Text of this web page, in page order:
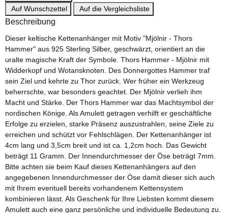
Auf Wunschzettel
Auf die Vergleichsliste
Beschreibung
Dieser keltische Kettenanhänger mit Motiv "Mjölnir - Thors
Hammer" aus 925 Sterling Silber, geschwärzt, orientiert an die
uralte magische Kraft der Symbole. Thors Hammer - Mjölnir mit
Widderkopf und Wotansknoten. Des Donnergottes Hammer traf
sein Ziel und kehrte zu Thor zurück. Wer früher ein Werkzeug
beherrschte, war besonders geachtet. Der Mjölnir verlieh ihm
Macht und Stärke. Der Thors Hammer war das Machtsymbol der
nordischen Könige. Als Amulett getragen verhilft er geschäftliche
Erfolge zu erzielen, starke Präsenz auszustrahlen, seine Ziele zu
erreichen und schützt vor Fehlschlägen. Der Kettenanhänger ist
4cm lang und 3,5cm breit und ist ca. 1,2cm hoch. Das Gewicht
beträgt 11 Gramm. Der Innendurchmesser der Öse beträgt 7mm.
Bitte achten sie beim Kauf dieses Kettenanhängers auf den
angegebenen Innendurchmesser der Öse damit dieser sich auch
mit Ihrem eventuell bereits vorhandenem Kettensystem
kombinieren lässt. Als Geschenk für Ihre Liebsten kommt diesem
Amulett auch eine ganz persönliche und individuelle Bedeutung zu.